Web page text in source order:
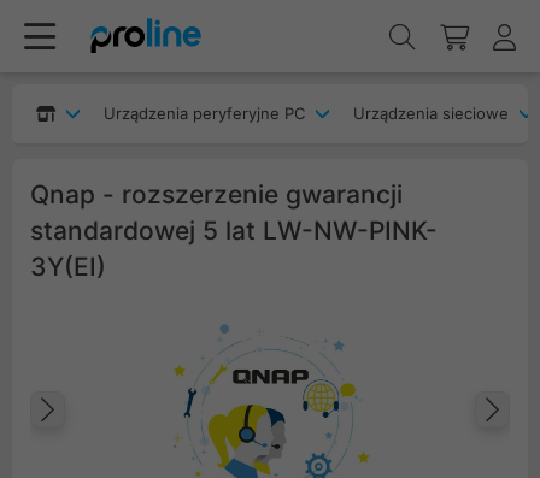
Urządzenia peryferyjne PC Urządzenia sieciowe
Qnap - rozszerzenie gwarancji
standardowej 5 lat LW-NW-PINK-
3Y(EI)
Poprzedni